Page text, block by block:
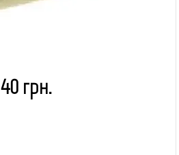
40 грн.